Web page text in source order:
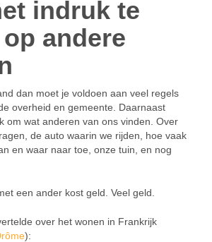
indruk te
andere
dan moet je voldoen aan veel regels
overheid en gemeente. Daarnaast
om wat anderen van ons vinden. Over
de auto waarin we rijden, hoe vaak
en waar naar toe, onze tuin, en nog
een ander kost geld. Veel geld.
over het wonen in Frankrijk
):